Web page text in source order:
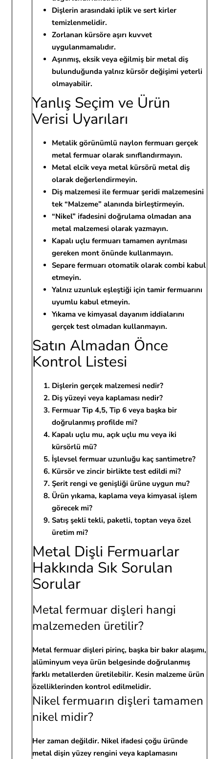
Dişlerin arasındaki iplik ve sert kirler
temizlenmelidir.
Zorlanan kürsöre aşırı kuvvet
uygulanmamalıdır.
Aşınmış, eksik veya eğilmiş bir metal diş
bulunduğunda yalnız kürsör değişimi yeterli
olmayabilir.
Yanlış Seçim ve Ürün
Verisi Uyarıları
Metalik görünümlü naylon fermuarı gerçek
metal fermuar olarak sınıflandırmayın.
Metal elcik veya metal kürsörü metal diş
olarak değerlendirmeyin.
Diş malzemesi ile fermuar şeridi malzemesini
tek “Malzeme” alanında birleştirmeyin.
“Nikel” ifadesini doğrulama olmadan ana
metal malzemesi olarak yazmayın.
Kapalı uçlu fermuarı tamamen ayrılması
gereken mont önünde kullanmayın.
Separe fermuarı otomatik olarak combi kabul
etmeyin.
Yalnız uzunluk eşleştiği için tamir fermuarını
uyumlu kabul etmeyin.
Yıkama ve kimyasal dayanım iddialarını
gerçek test olmadan kullanmayın.
Satın Almadan Önce
Kontrol Listesi
Dişlerin gerçek malzemesi nedir?
Diş yüzeyi veya kaplaması nedir?
Fermuar Tip 4,5, Tip 6 veya başka bir
doğrulanmış profilde mi?
Kapalı uçlu mu, açık uçlu mu veya iki
kürsörlü mü?
İşlevsel fermuar uzunluğu kaç santimetre?
Kürsör ve zincir birlikte test edildi mi?
Şerit rengi ve genişliği ürüne uygun mu?
Ürün yıkama, kaplama veya kimyasal işlem
görecek mi?
Satış şekli tekli, paketli, toptan veya özel
üretim mi?
Metal Dişli Fermuarlar
Hakkında Sık Sorulan
Sorular
Metal fermuar dişleri hangi
malzemeden üretilir?
Metal fermuar dişleri pirinç, başka bir bakır alaşımı,
alüminyum veya ürün belgesinde doğrulanmış
farklı metallerden üretilebilir. Kesin malzeme ürün
özelliklerinden kontrol edilmelidir.
Nikel fermuarın dişleri tamamen
nikel midir?
Her zaman değildir. Nikel ifadesi çoğu üründe
metal dişin yüzey rengini veya kaplamasını